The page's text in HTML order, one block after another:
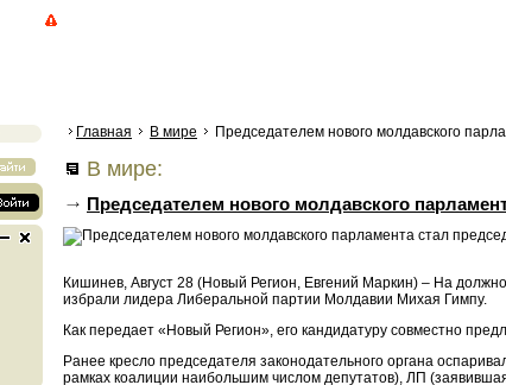
Главная В мире Председателем нового молдавского
В мире:
Председателем нового молдавского
Кишинев, Август 28 (Новый Регион, Евгений Маркин) – На
избрали лидера Либеральной партии Молдавии Михая Гимпу.
Как передает «Новый Регион», его кандидатуру совместно
Ранее кресло председателя законодательного органа
рамках коалиции наибольшим числом депутатов), ЛП